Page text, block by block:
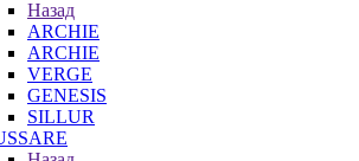
Назад
ARCHIE
ARCHIE
VERGE
GENESIS
SILLUR